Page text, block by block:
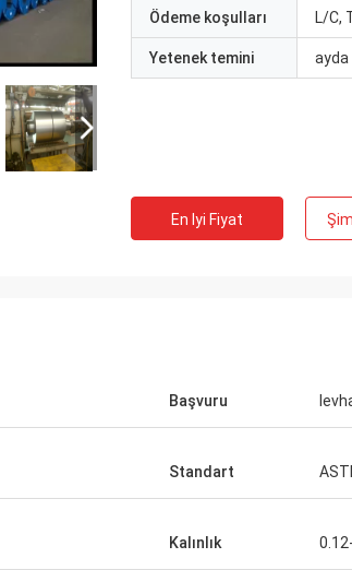
Ödeme koşulları L/C,
Yetenek temini ayda
En Iyi Fiyat
Başvuru
Standart
Kalınlık